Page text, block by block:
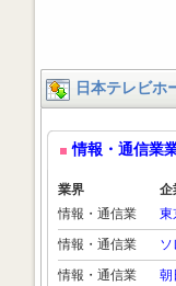
日本テレビホ
情報・通信業
業界 企
情報・通信業
東
情報・通信業
ソ
情報・通信業
朝